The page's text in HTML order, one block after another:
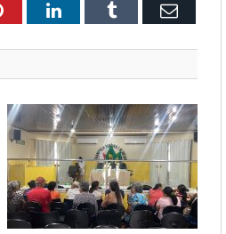
PinterestLinkedInTumblr Email